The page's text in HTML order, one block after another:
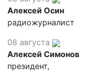
Алексей Осин
радиожурналист
08 августа
Алексей Симонов
президент,